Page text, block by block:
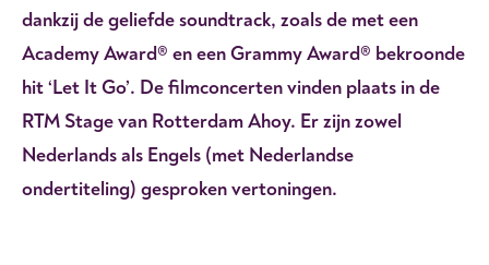
dankzij de geliefde soundtrack, zoals de met een
Academy Award® en een Grammy Award® bekroonde
hit ‘Let It Go’. De filmconcerten vinden plaats in de
RTM Stage van Rotterdam Ahoy. Er zijn zowel
Nederlands als Engels (met Nederlandse
ondertiteling) gesproken vertoningen.